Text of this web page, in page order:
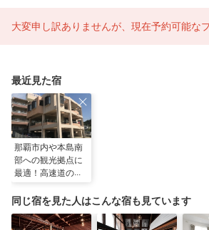
大変申し訳ありませんが、現在予約可能な
最近見た宿
那覇市内や本島南
部への観光拠点に
最適！高速道のイ
分！！文化体験が
できる宿！！！／
民泊
同じ宿を見た人はこんな宿も見ています